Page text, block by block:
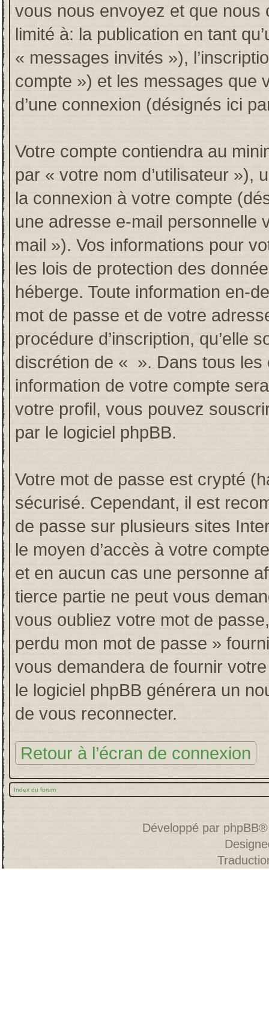
vous nous envoyez et que nous
limité à: la publication en tant
« messages invités »),
compte ») et les messages que
d’une connexion (désignés ici
Votre compte contiendra au
par « votre nom d’utilisateur »),
la connexion à votre compte
une adresse e-mail personnelle
mail »). Vos informations pour
les lois de protection des
héberge. Toute information en-
mot de passe et de votre
procédure d’inscription, qu’elle
discrétion de « ». Dans tous
information de votre compte
votre profil, vous pouvez
par le logiciel phpBB.
Votre mot de passe est crypté
sécurisé. Cependant, il est
de passe sur plusieurs sites
le moyen d’accès à votre
et en aucun cas une personne
tierce partie ne peut vous
vous oubliez votre mot de
perdu mon mot de passe »
vous demandera de fournir
le logiciel phpBB générera un
de vous reconnecter.
Retour à l’écran de connexion
Index du forum
Développé par phpBB®